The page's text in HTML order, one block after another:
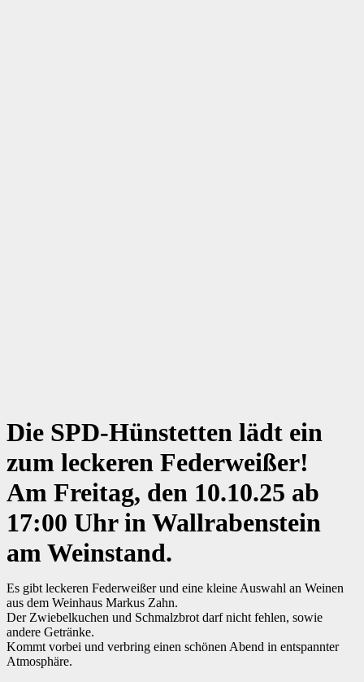
Die SPD-Hünstetten lädt ein
zum leckeren Federweißer!
Am Freitag, den 10.10.25 ab
17:00 Uhr in Wallrabenstein
am Weinstand.
Es gibt leckeren Federweißer und eine kleine Auswahl an Weinen
aus dem Weinhaus Markus Zahn.
Der Zwiebelkuchen und Schmalzbrot darf nicht fehlen, sowie
andere Getränke.
Kommt vorbei und verbring einen schönen Abend in entspannter
Atmosphäre.